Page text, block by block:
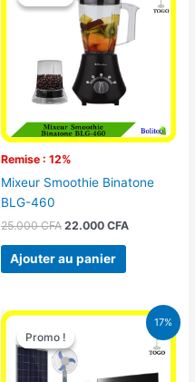
Remise : 12%
Mixeur Smoothie Binatone
BLG-460
25.000CFA
était :
25.000 CFA.
22.000 CFA
est :
Ajouter au panier
17%
Promo !
Promo !
Le
initial
était :
430.000 CFA.
Le
prix
actuel
355.000